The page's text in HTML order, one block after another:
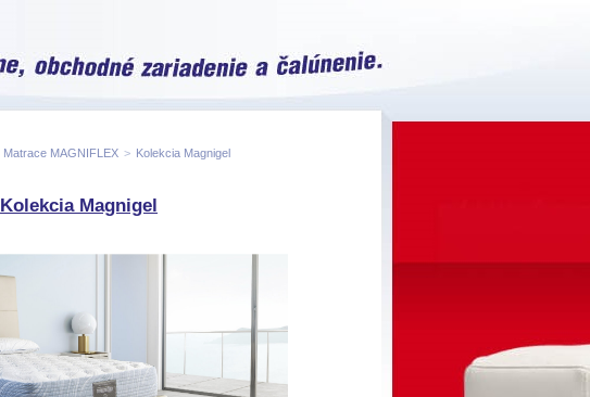
Matrace MAGNIFLEX > Kolekcia Magnigel
Kolekcia Magnigel